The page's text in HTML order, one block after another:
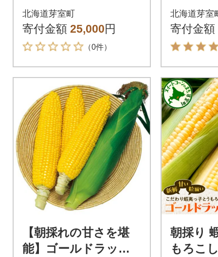
ュのコーンスープ 2
0袋 me003-030c-20
北海道芽室町
寄付金額 25,000円
（0件）
ュのコ
袋
北海道芽室
寄付金額
【朝採れの甘さを堪
能】ゴールドラッシ
朝採り
もろこ